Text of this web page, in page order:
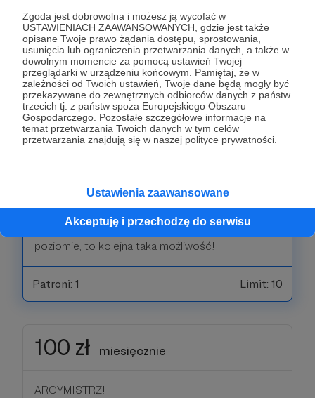
Zgoda jest dobrowolna i możesz ją wycofać w
USTAWIENIACH ZAAWANSOWANYCH, gdzie jest także
opisane Twoje prawo żądania dostępu, sprostowania,
usunięcia lub ograniczenia przetwarzania danych, a także w
dowolnym momencie za pomocą ustawień Twojej
przeglądarki w urządzeniu końcowym. Pamiętaj, że w
zależności od Twoich ustawień, Twoje dane będą mogły być
przekazywane do zewnętrznych odbiorców danych z państw
trzecich tj. z państw spoza Europejskiego Obszaru
Gospodarczego. Pozostałe szczegółowe informacje na
temat przetwarzania Twoich danych w tym celów
przetwarzania znajdują się w naszej polityce prywatności.
Ustawienia zaawansowane
Akceptuję i przechodzę do serwisu
40 zł miesięcznie
MISTRZ!
No po prostu Mistrz! Oczywiście wyróżnienie w
sekcji patronów oraz zaproszenie do cyklicznego
turnieju (patrz wcześniejsze progi) masz jak w
banku! A poza tym... Możesz przez 1 godzinę być
Przeanalizować jakąś partię? Opracować debiut,
opowiedzieć o planie gry, typie pozycji? Ty
wybierasz! Każdy miesiąc wsparcia na tym
poziomie, to kolejna taka możliwość!
Patroni: 1 Limit: 10
100 zł miesięcznie
ARCYMISTRZ!